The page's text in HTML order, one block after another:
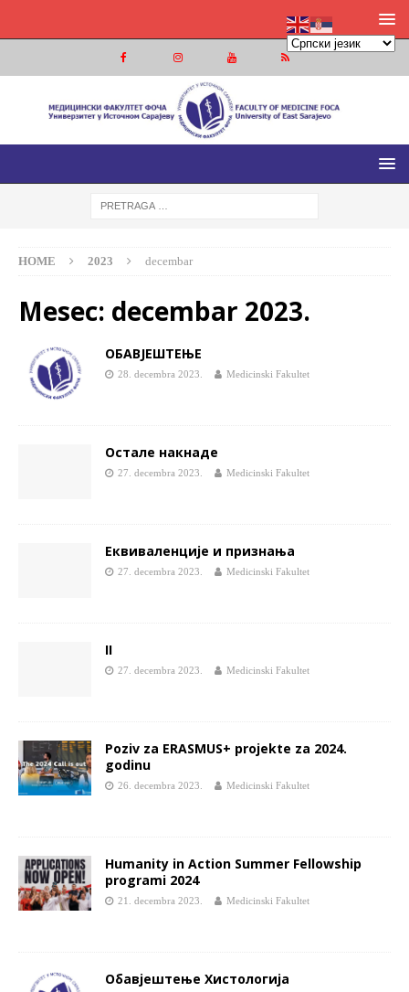
МЕДИЦИНСКИ ФАКУЛТЕТ ФОЧА
МЕДИЦИНСКИ ФАКУЛТЕТ УНИВЕРЗИТЕТА У ИСТОЧНОМ
HOME 2023 decembar
Mesec: decembar 2023.
OБАВЈЕШТЕЊЕ
28. decembra 2023. Medicinski Fakultet
Остале накнаде
27. decembra 2023. Medicinski Fakultet
Еквиваленције и признања
27. decembra 2023. Medicinski Fakultet
II
27. decembra 2023. Medicinski Fakultet
Poziv za ERASMUS+ projekte za 2024.
godinu
26. decembra 2023. Medicinski Fakultet
Humanity in Action Summer Fellowship
programi 2024
21. decembra 2023. Medicinski Fakultet
Обавјештење Хистологија